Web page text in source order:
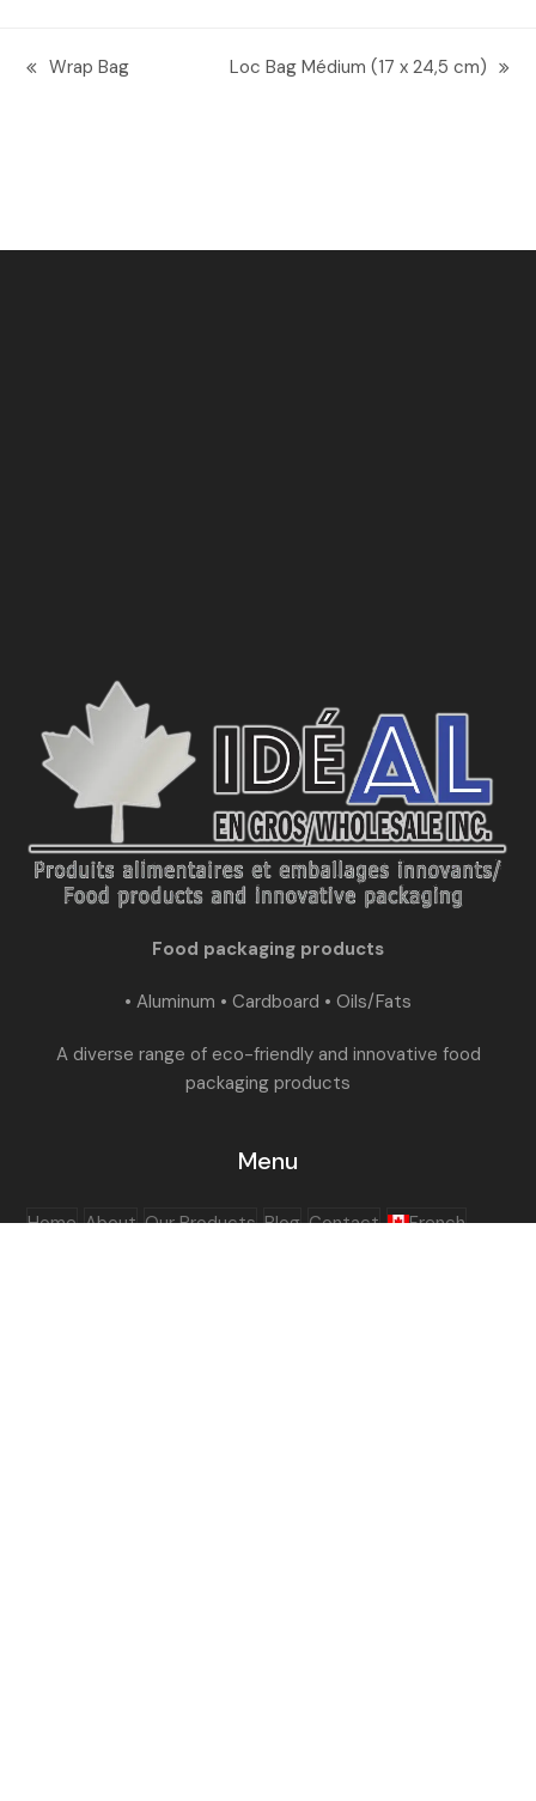
previous
Wrap Bag
next
Loc Bag Médium (17 x 24,5 cm)
Food packaging products
• Aluminum • Cardboard • Oils/Fats
A diverse range of eco-friendly and innovative food
packaging products
Menu
Home About Our Products Blog Contact French